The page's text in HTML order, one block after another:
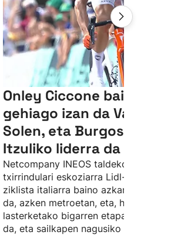
Onley Ciccone baino
gehiago izan da Valle del
Solen, eta Burgosko
Itzuliko liderra da
Netcompany INEOS taldeko
txirrindulari eskoziarra Lidl-Trekeko
ziklista italiarra baino azkarrago ibili
da, azken metroetan, eta, hala,
lasterketako bigarren etapan
da, eta sailkapen nagusiko lehen